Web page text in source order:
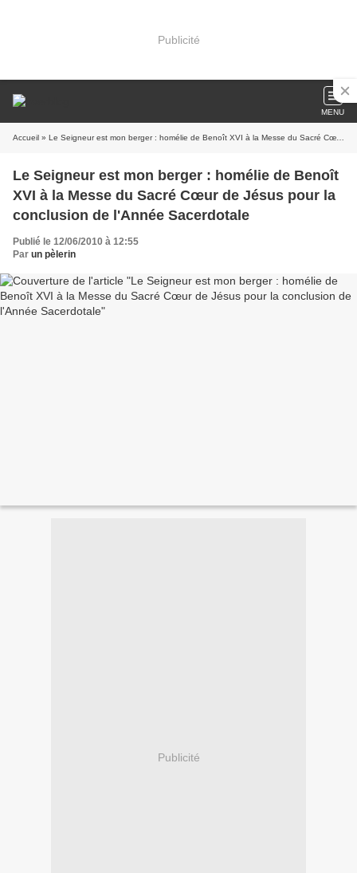
Publicité
MENU
Accueil » Le Seigneur est mon berger : homélie de Benoît XVI à la Messe du Sacré Cœur de Jésus pour la conclusion de l'Année Sacerdotale
Le Seigneur est mon berger : homélie de Benoît
XVI à la Messe du Sacré Cœur de Jésus pour la
conclusion de l'Année Sacerdotale
Publié le 12/06/2010 à 12:55
Par un pèlerin
Publicité